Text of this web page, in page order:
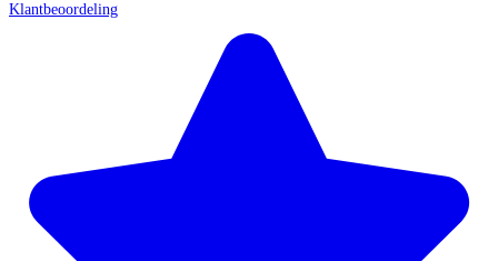
Klantbeoordeling